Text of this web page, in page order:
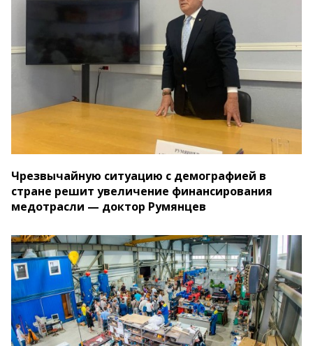
Чрезвычайную ситуацию с демографией в
стране решит увеличение финансирования
медотрасли — доктор Румянцев